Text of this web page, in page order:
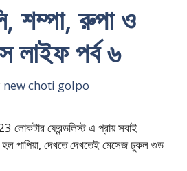
শম্পা, রুপা ও
লাইফ পর্ব ৬
new choti golpo
ফ্রেন্ডলিস্ট এ প্রায় সবাই
পাপিয়া, দেখতে দেখতেই মেসেজ ঢুকল গুড